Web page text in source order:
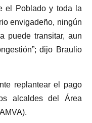
el Poblado y toda la
envigadeño, ningún
puede transitar, aun
dijo Braulio
replantear el pago
alcaldes del Área